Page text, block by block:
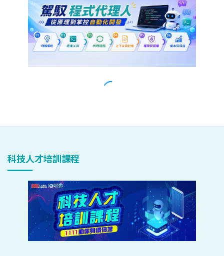
科技人才培訓課程